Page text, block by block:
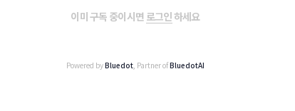
이미 구독 중이시면 로그인하세요
Powered byBluedot , Partner ofBluedotAI